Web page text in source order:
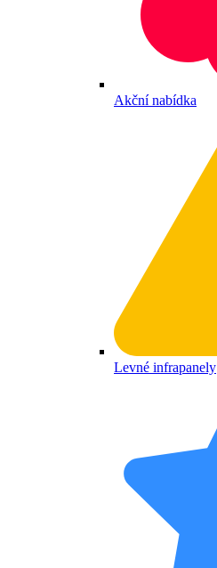
Akční nabídka
Levné infrapanely